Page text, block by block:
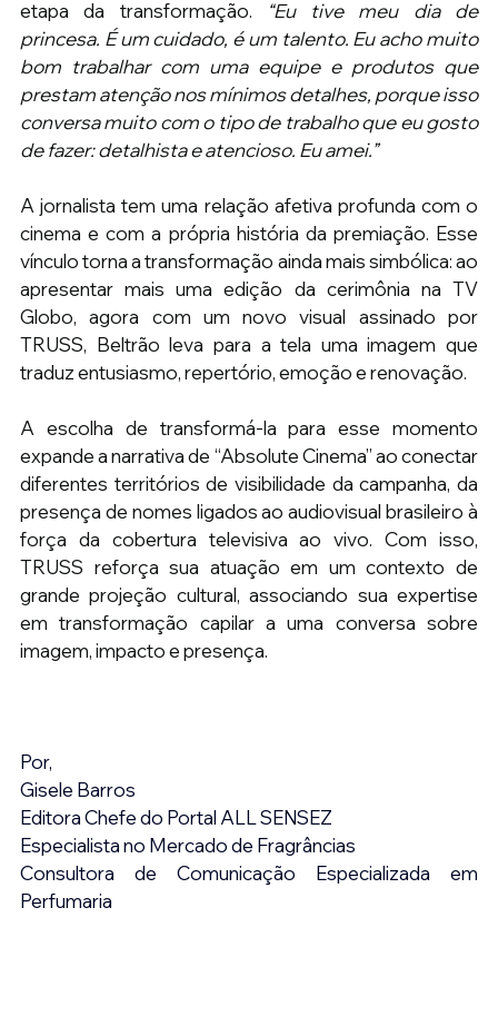
etapa da transformação.
“Eu tive meu dia de
princesa. É um cuidado, é um talento. Eu acho muito
bom trabalhar com uma equipe e produtos que
prestam atenção nos mínimos detalhes, porque isso
conversa muito com o tipo de trabalho que eu gosto
de fazer: detalhista e atencioso. Eu amei.”
A jornalista tem uma relação afetiva profunda com o
cinema e com a própria história da premiação. Esse
vínculo torna a transformação ainda mais simbólica: ao
apresentar mais uma edição da cerimônia na TV
Globo, agora com um novo visual assinado por
TRUSS, Beltrão leva para a tela uma imagem que
traduz entusiasmo, repertório, emoção e renovação.
A escolha de transformá-la para esse momento
expande a narrativa de “Absolute Cinema” ao conectar
diferentes territórios de visibilidade da campanha, da
presença de nomes ligados ao audiovisual brasileiro à
força da cobertura televisiva ao vivo. Com isso,
TRUSS reforça sua atuação em um contexto de
grande projeção cultural, associando sua expertise
em transformação capilar a uma conversa sobre
imagem, impacto e presença.
Por,
Gisele Barros
Editora Chefe do Portal ALL SENSEZ
Especialista no Mercado de Fragrâncias
Consultora de Comunicação Especializada em
Perfumaria